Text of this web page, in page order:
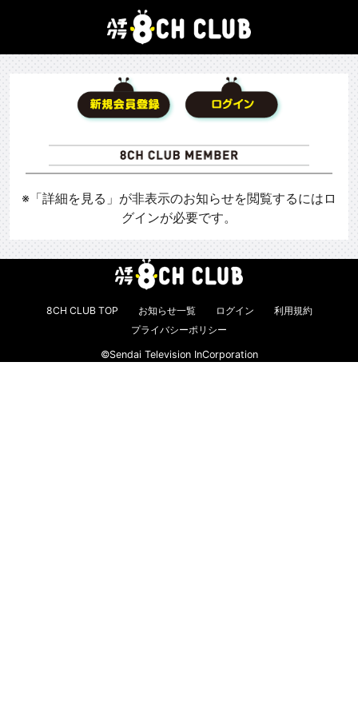
※「詳細を見る」が非表示のお知らせを閲覧するにはロ
グインが必要です。
8CH CLUB TOP お知らせ一覧 ログイン
利用規約
プライバシーポリシー
©Sendai Television InCorporation